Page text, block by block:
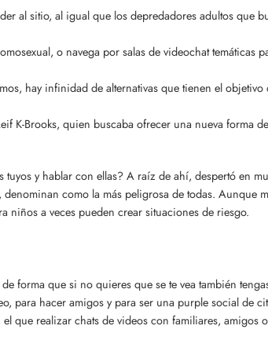
al sitio, al igual que los depredadores adultos que
o navega por salas de videochat temáticas
hay infinidad de alternativas que tienen el objetivo
K-Brooks, quien buscaba ofrecer una nueva forma
y hablar con ellas? A raíz de ahí, despertó en
como la más peligrosa de todas. Aunque
niños a veces pueden crear situaciones de riesgo.
forma que si no quieres que se te vea también
para hacer amigos y para ser una purple social de
que realizar chats de videos con familiares, amigos